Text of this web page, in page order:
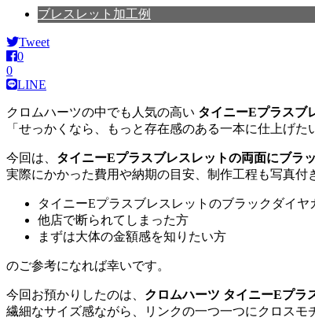
ブレスレット加工例
Tweet
0
0
LINE
クロムハーツの中でも人気の高い タイニーEプラスブ
「せっかくなら、もっと存在感のある一本に仕上げ
今回は、 タイニーEプラスブレスレットの両面にブラ
実際にかかった費用や納期の目安、制作工程も写真付
タイニーEプラスブレスレットのブラックダイ
他店で断られてしまった方
まずは大体の金額感を知りたい方
のご参考になれば幸いです。
今回お預かりしたのは、 クロムハーツ タイニーEプラ
繊細なサイズ感ながら、リンクの一つ一つにクロスモ